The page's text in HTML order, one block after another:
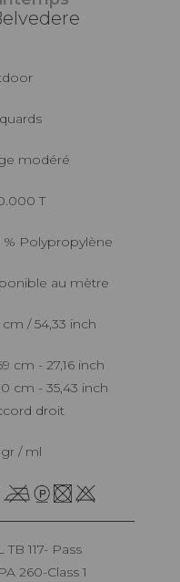
modéré
T
% Polypropylène
au mètre
cm / 54,33 inch
69 cm - 27,16 inch
90 cm - 35,43 inch
droit
gr / ml
TB 117- Pass
260-Class 1